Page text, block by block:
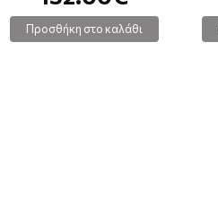
Προσθήκη στο καλάθι